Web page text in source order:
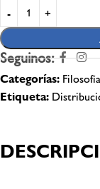
Seguinos:
Categorías:
Etiqueta: